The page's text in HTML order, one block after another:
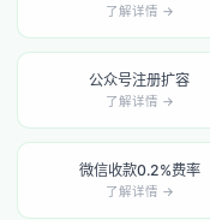
了解详情 →
公众号注册扩容
了解详情 →
微信收款0.2%费率
了解详情 →